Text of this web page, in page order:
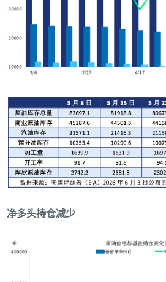
净多头持仓减少